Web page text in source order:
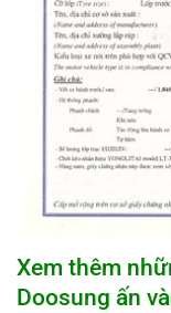
Xem thêm
Doosung ấn